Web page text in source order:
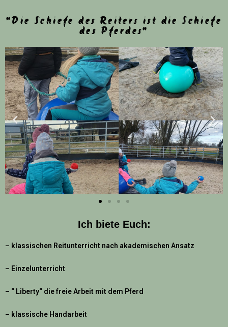
"Die Schiefe des Reiters ist die Schiefe
des Pferdes"
Ich biete Euch:
– klassischen Reitunterricht nach akademischen Ansatz
– Einzelunterricht
– “ Liberty“ die freie Arbeit mit dem Pferd
– klassische Handarbeit